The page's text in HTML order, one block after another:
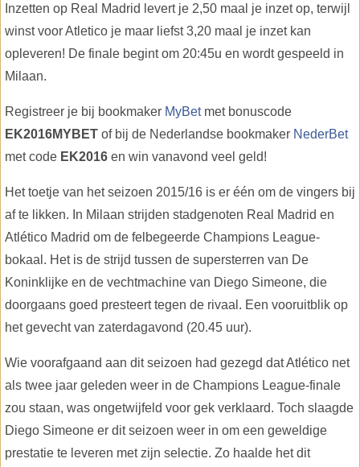
Inzetten op Real Madrid levert je 2,50 maal je inzet op, terwijl
winst voor Atletico je maar liefst 3,20 maal je inzet kan
opleveren! De finale begint om 20:45u en wordt gespeeld in
Milaan.
Registreer je bij bookmaker MyBetmet bonuscode
EK2016MYBET of bij de Nederlandse bookmaker NederBet
met code EK2016 en win vanavond veel geld!
Het toetje van het seizoen 2015/16 is er één om de vingers bij
af te likken. In Milaan strijden stadgenoten Real Madrid en
Atlético Madrid om de felbegeerde Champions League-
bokaal. Het is de strijd tussen de supersterren van De
Koninklijke en de vechtmachine van Diego Simeone, die
doorgaans goed presteert tegen de rivaal. Een vooruitblik op
het gevecht van zaterdagavond (20.45 uur).
Wie voorafgaand aan dit seizoen had gezegd dat Atlético net
als twee jaar geleden weer in de Champions League-finale
zou staan, was ongetwijfeld voor gek verklaard. Toch slaagde
Diego Simeone er dit seizoen weer in om een geweldige
prestatie te leveren met zijn selectie. Zo haalde het dit